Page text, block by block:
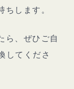
します。
ら、ぜひご自
してくださ